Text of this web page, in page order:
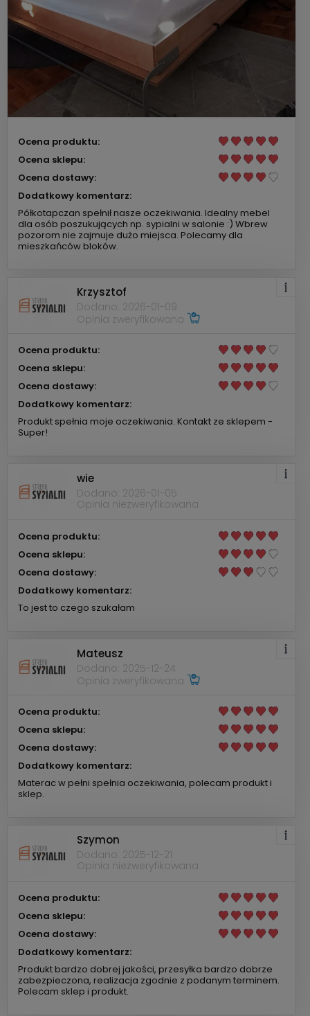
Ocena produktu:
Ocena sklepu:
Ocena dostawy:
Dodatkowy komentarz:
Półkotapczan spełnił nasze oczekiwania. Idealny mebel
dla osób poszukujących np. sypialni w salonie :) Wbrew
pozorom nie zajmuje dużo miejsca. Polecamy dla
mieszkańców bloków.
Krzysztof
Dodano: 2026-01-09
Opinia zweryfikowana
Ocena produktu:
Ocena sklepu:
Ocena dostawy:
Dodatkowy komentarz:
Produkt spełnia moje oczekiwania. Kontakt ze sklepem -
Super!
wie
Dodano: 2026-01-05
Opinia niezweryfikowana
Ocena produktu:
Ocena sklepu:
Ocena dostawy:
Dodatkowy komentarz:
To jest to czego szukałam
Mateusz
Dodano: 2025-12-24
Opinia zweryfikowana
Ocena produktu:
Ocena sklepu:
Ocena dostawy:
Dodatkowy komentarz:
Materac w pełni spełnia oczekiwania, polecam produkt i
sklep.
Szymon
Dodano: 2025-12-21
Opinia niezweryfikowana
Ocena produktu:
Ocena sklepu:
Ocena dostawy:
Dodatkowy komentarz:
Produkt bardzo dobrej jakości, przesyłka bardzo dobrze
zabezpieczona, realizacja zgodnie z podanym terminem.
Polecam sklep i produkt.